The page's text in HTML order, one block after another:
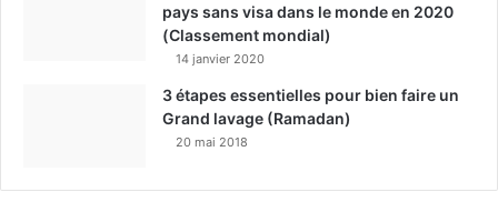
pays sans visa dans le monde en 2020
(Classement mondial)
14 janvier 2020
3 étapes essentielles pour bien faire un
Grand lavage (Ramadan)
20 mai 2018